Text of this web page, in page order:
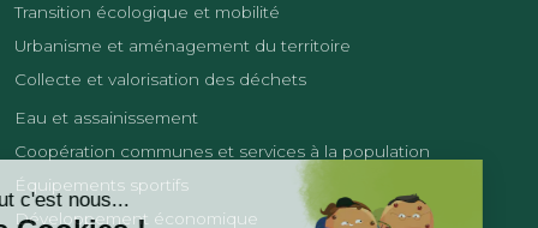
Transition écologique et mobilité
Urbanisme et aménagement du territoire
Collecte et valorisation des déchets
Eau et assainissement
Coopération communes et services à la population
Équipements sportifs
Développement économique